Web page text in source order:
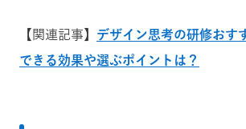
【関連記事】 デザイン思考の研修おす
できる効果や選ぶポイントは？